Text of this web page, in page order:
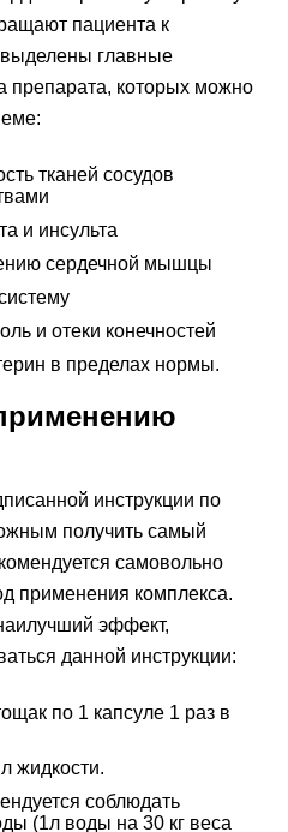
пациента к
главные
препарата, которых можно
тканей сосудов
и инсульта
сердечной мышцы
и отеки конечностей
в пределах нормы.
инструкции по
получить самый
самовольно
применения комплекса.
эффект,
данной инструкции:
по 1 капсуле 1 раз в
жидкости.
соблюдать
(1л воды на 30 кг веса